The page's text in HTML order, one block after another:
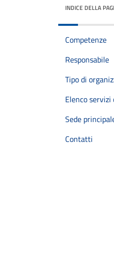
INDICE DELLA
Competenze
Responsabile
Tipo di
Elenco
Sede
Contatti